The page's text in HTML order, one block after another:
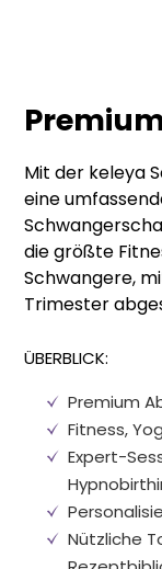
Mit der keleya
eine
die größte
Schwangere,
Trimester
ÜBERBLICK:
Premium
Fitness,
Expert-
Nützliche